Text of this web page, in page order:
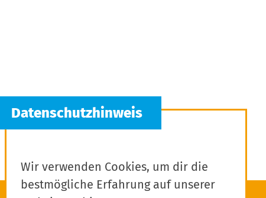
Wir verwenden Cookies, um dir die
bestmögliche Erfahrung auf unserer